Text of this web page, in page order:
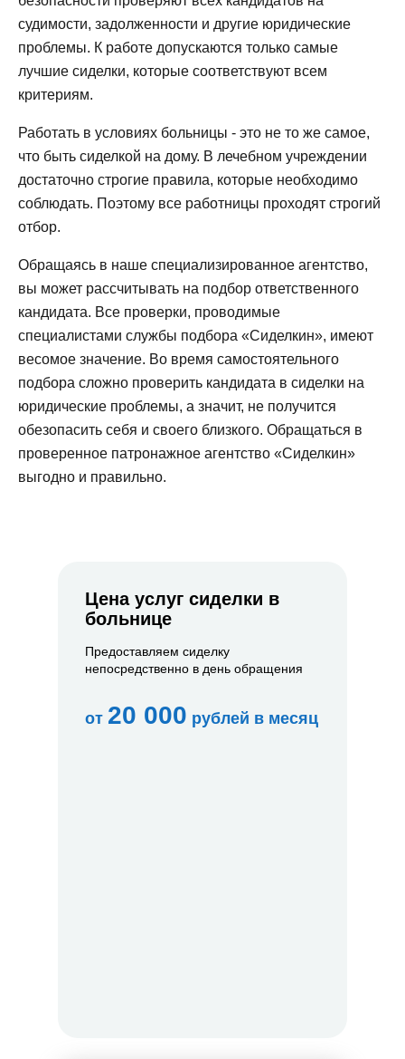
судимости, задолженности и другие юридические
проблемы. К работе допускаются только самые
лучшие сиделки, которые соответствуют всем
критериям.
Работать в условиях больницы - это не то же самое,
что быть сиделкой на дому. В лечебном учреждении
достаточно строгие правила, которые необходимо
соблюдать. Поэтому все работницы проходят строгий
отбор.
Обращаясь в наше специализированное агентство,
вы может рассчитывать на подбор ответственного
кандидата. Все проверки, проводимые
специалистами службы подбора «Сиделкин», имеют
весомое значение. Во время самостоятельного
подбора сложно проверить кандидата в сиделки на
юридические проблемы, а значит, не получится
обезопасить себя и своего близкого. Обращаться в
проверенное патронажное агентство «Сиделкин»
выгодно и правильно.
Цена услуг сиделки в
больнице
Предоставляем сиделку
непосредственно в день обращения
от 20 000 рублей в месяц